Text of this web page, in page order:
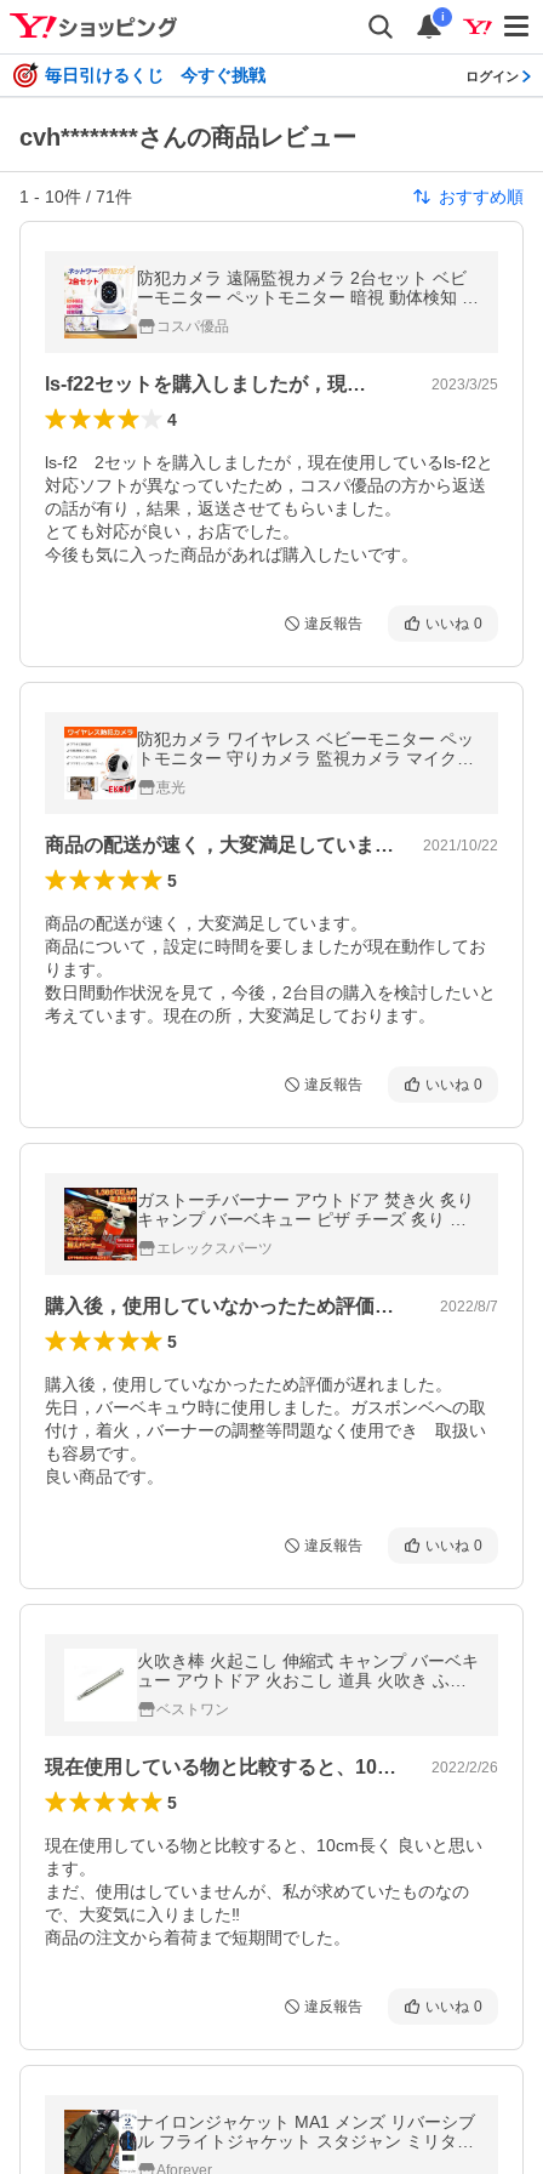
i
毎日引けるくじ 今すぐ挑戦 ログイン
cvh********さんの商品レビュー
1 - 10件 / 71件 おすすめ順
防犯カメラ 遠隔監視カメラ 2台セット ベビ
ーモニター ペットモニター 暗視 動体検知 ネ
ットワークカメラ ls-f2-2set
コスパ優品
ls-f22セットを購入しましたが，現… 2023/3/25
4
ls-f2　2セットを購入しましたが，現在使用しているls-f2と
対応ソフトが異なっていたため，コスパ優品の方から返送
の話が有り，結果，返送させてもらいました。
とても対応が良い，お店でした。
今後も気に入った商品があれば購入したいです。
違反報告 いいね 0
防犯カメラ ワイヤレス ベビーモニター ペッ
トモニター 守りカメラ 監視カメラ マイクロ
sdカード録画 遠隔監視 暗視 防犯 IP WEBカ
メラ 屋内 LS-F2
恵光
商品の配送が速く，大変満足しています。… 2021/10/22
5
商品の配送が速く，大変満足しています。
商品について，設定に時間を要しましたが現在動作してお
ります。
数日間動作状況を見て，今後，2台目の購入を検討したいと
考えています。現在の所，大変満足しております。
違反報告 いいね 0
ガストーチバーナー アウトドア 焚き火 炙り
キャンプ バーベキュー ピザ チーズ 炙り 料
理 エレックスパーツ
購入後，使用していなかったため評価が遅… 2022/8/7
5
購入後，使用していなかったため評価が遅れました。
先日，バーベキュウ時に使用しました。ガスボンベへの取
付け，着火，バーナーの調整等問題なく使用でき　取扱い
も容易です。
良い商品です。
違反報告 いいね 0
火吹き棒 火起こし 伸縮式 キャンプ バーベキ
ュー アウトドア 火おこし 道具 火吹き ふい
ご 携帯 焚火 ((S
ベストワン
現在使用している物と比較すると、10c… 2022/2/26
5
現在使用している物と比較すると、10cm長く 良いと思い
ます。
まだ、使用はしていませんが、私が求めていたものなの
で、大変気に入りました‼️
商品の注文から着荷まで短期間でした。
違反報告 いいね 0
ナイロンジャケット MA1 メンズ リバーシブ
ル フライトジャケット スタジャン ミリタリ
ー アウター 両面着用
Aforever